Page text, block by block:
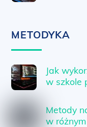
METODYKA
Jak
w szkole
Metody
w